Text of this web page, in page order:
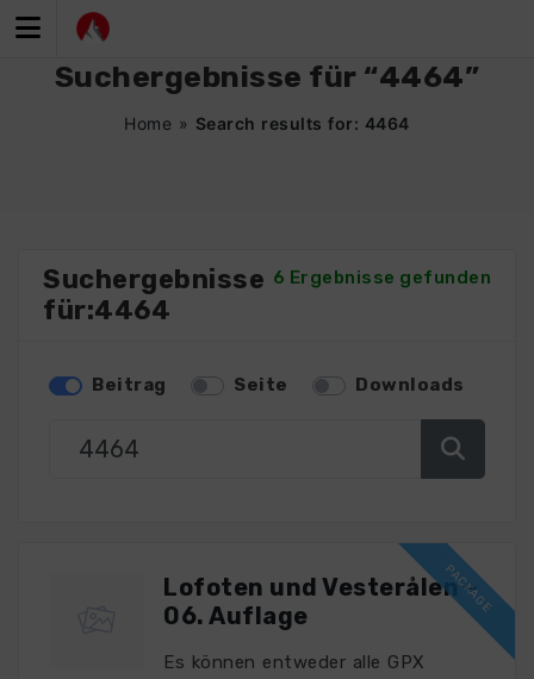
Inhalt
Suchergebnisse für “4464”
Home » Search results for: 4464
6 Ergebnisse gefunden
Suchergebnisse
für:4464
Beitrag Seite Downloads
Lofoten und Vesterålen –
06. Auflage
Es können entweder alle GPX